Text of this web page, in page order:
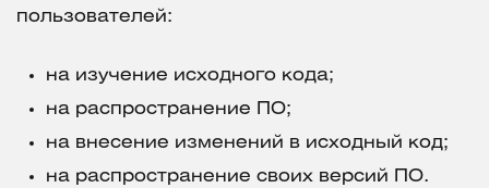
пользователей:
на изучение исходного кода;
на распространение ПО;
на внесение изменений в исходный код;
на распространение своих версий ПО.